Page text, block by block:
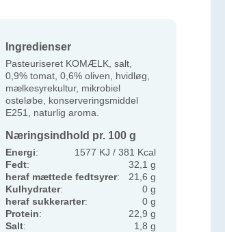
Ingredienser
Pasteuriseret KOMÆLK, salt,
0,9% tomat, 0,6% oliven, hvidløg,
mælkesyrekultur, mikrobiel
osteløbe, konserveringsmiddel
E251, naturlig aroma.
Næringsindhold pr. 100 g
Energi:
1577 KJ / 381 Kcal
Fedt:
32,1 g
heraf mættede fedtsyrer:
21,6 g
Kulhydrater:
0 g
heraf sukkerarter:
0 g
Protein:
22,9 g
Salt: 1,8 g